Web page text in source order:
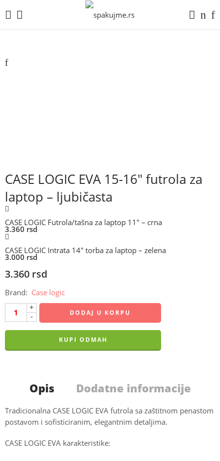
CASE LOGIC EVA 15-16″ futrola za
laptop – ljubičasta
CASE LOGIC Futrola/tašna za laptop 11″ – crna
3.360 rsd
CASE LOGIC Intrata 14″ torba za laptop – zelena
3.000 rsd
3.360 rsd
Brand: Case logic
+
-
DODAJ U KORPU
KUPI ODMAH
Opis Dodatne informacije
Tradicionalna CASE LOGIC EVA futrola sa zaštitnom penastom
postavom i sofisticiranim, elegantnim detaljima.
CASE LOGIC EVA karakteristike: